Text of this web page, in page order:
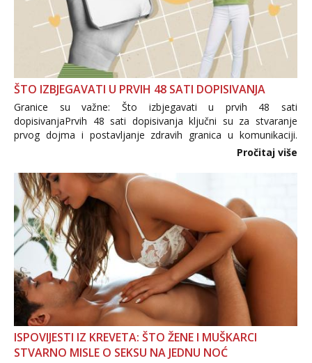
ŠTO IZBJEGAVATI U PRVIH 48 SATI DOPISIVANJA
Granice su važne: Što izbjegavati u prvih 48 sati
dopisivanjaPrvih 48 sati dopisivanja ključni su za stvaranje
prvog dojma i postavljanje zdravih granica u komunikaciji.
Važno je izbjeći prebrzo otkrivanje osobnih ili intimnih
informacija, jer nepoznata osoba još nije zaslužila to
povjerenje. Takođe...
Pročitaj više
ISPOVIJESTI IZ KREVETA: ŠTO ŽENE I MUŠKARCI
STVARNO MISLE O SEKSU NA JEDNU NOĆ